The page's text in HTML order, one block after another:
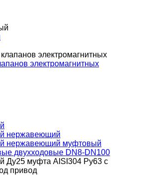
электромагнитных
нержавеющий
нержавеющий муфтовый
двухходовые DN8-DN100
Ду25 муфта AISI304 Ру63 с
привод